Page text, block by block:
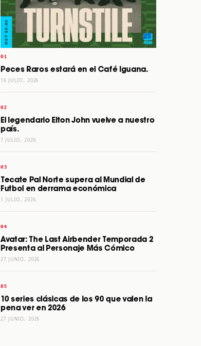
Peces Raros estará en el Café Iguana.
16 JULIO, 2026
El legendario Elton John vuelve a nuestro
país.
7 JULIO, 2026
Tecate Pal Norte supera al Mundial de
Futbol en derrama económica
1 JULIO, 2026
Avatar: The Last Airbender Temporada 2
Presenta al Personaje Más Cómico
27 JUNIO, 2026
10 series clásicas de los 90 que valen la
pena ver en 2026
27 JUNIO, 2026